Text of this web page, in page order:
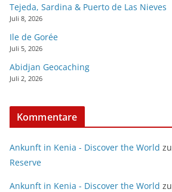
Tejeda, Sardina & Puerto de Las Nieves
Juli 8, 2026
Ile de Gorée
Juli 5, 2026
Abidjan Geocaching
Juli 2, 2026
Kommentare
Ankunft in Kenia - Discover the World zu
Reserve
Ankunft in Kenia - Discover the World zu